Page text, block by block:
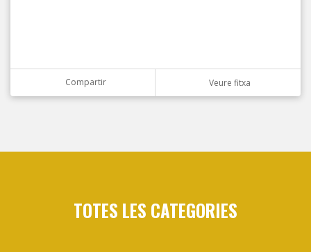
Compartir Veure fitxa
TOTES LES CATEGORIES